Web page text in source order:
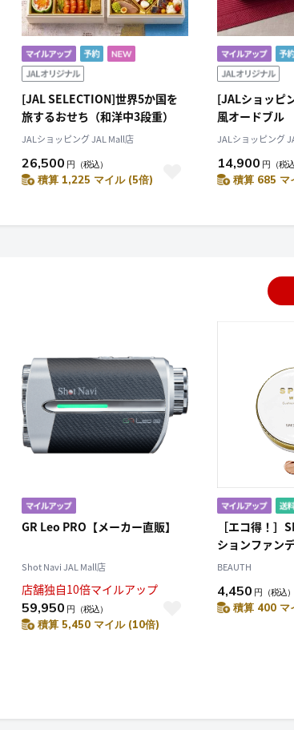
[JAL SELECTION]世界5か国を
旅するおせち（和洋中3段重）
JALショッピング JAL Mall店
26,500 円 （税込）
積算 1,225 マイル (5倍)
[JALショッピ
風オードブル
JALショッピング
14,900 円 （税
積算 685 マ
GR Leo PRO【メーカー直販】
Shot Navi JAL Mall店
店舗独自10倍マイルアップ
59,950 円 （税込）
積算 5,450 マイル (10倍)
［エコ得！］
ションファン
ベージュ×2個
BEAUTH
4,450 円 （税込）
積算 400 マ